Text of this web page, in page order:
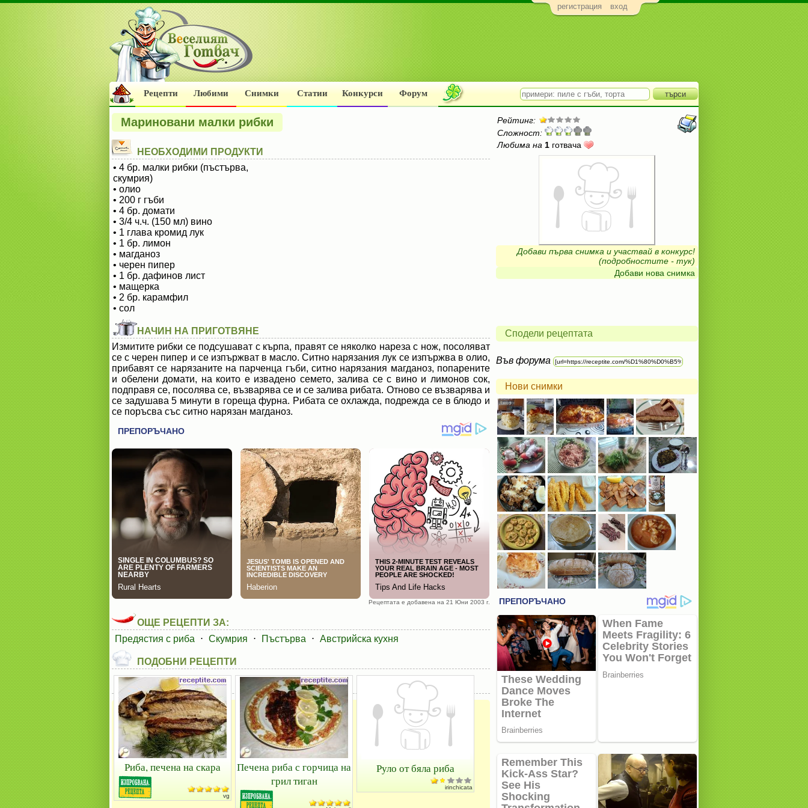
регистрация вход
Рецепти Любими Снимки Статии Конкурси Форум
Мариновани малки рибки
Рейтинг:
Сложност:
Любима на 1 готвача
Добави първа снимка и участвай в конкурс!
(подробностите - тук)
Добави нова снимка
НЕОБХОДИМИ ПРОДУКТИ
• 4 бр. малки рибки (пъстърва,
скумрия)
• олио
• 200 г гъби
• 4 бр. домати
• 3/4 ч.ч. (150 мл) вино
• 1 глава кромид лук
• 1 бр. лимон
• магданоз
• черен пипер
• 1 бр. дафинов лист
• мащерка
• 2 бр. карамфил
• сол
НАЧИН НА ПРИГОТВЯНЕ
Измитите рибки се подсушават с кърпа, правят се няколко нареза с нож, посоляват
се с черен пипер и се изпържват в масло. Ситно нарязания лук се изпържва в олио,
прибавят се нарязаните на парченца гъби, ситно нарязания магданоз, попарените
и обелени домати, на които е извадено семето, залива се с вино и лимонов сок,
подправя се, посолява се, възварява се и се залива рибата. Отново се възварява и
се задушава 5 минути в гореща фурна. Рибата се охлажда, подрежда се в блюдо и
се поръсва със ситно нарязан магданоз.
Рецептата е добавена на 21 Юни 2003 г.
ОЩЕ РЕЦЕПТИ ЗА:
Предястия с риба
⋅ Скумрия ⋅ Пъстърва ⋅ Австрийска кухня
ПОДОБНИ РЕЦЕПТИ
Риба, печена на скара
vg
Печена риба с горчица на
грил тиган
Руло от бяла риба
irinchicata
Сподели рецептата
Във форума
Нови снимки